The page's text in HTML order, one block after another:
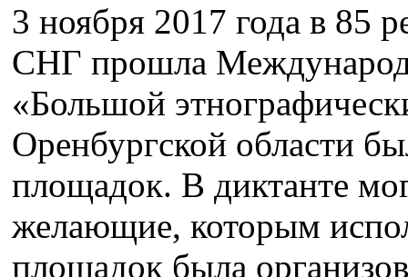
3 ноября 2017 года в 85
СНГ прошла
«Большой
Оренбургской области
площадок. В диктанте
желающие, которым
площадок была